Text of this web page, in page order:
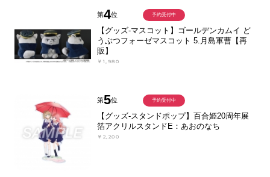
第4位
【グッズ-マスコット】ゴールデンカムイ ど
うぶつフォーゼマスコット 5.月島軍曹【再
販】
￥1,980
予約受付中
第5位
【グッズ-スタンドポップ】百合姫20周年展
箔アクリルスタンドE：あおのなち
￥2,200
予約受付中